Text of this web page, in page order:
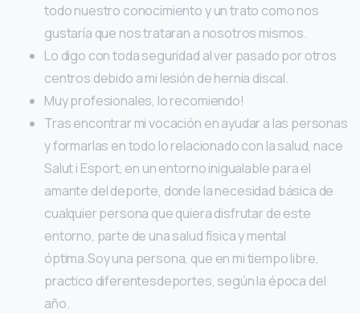
todo nuestro conocimiento y un trato como nos
gustaría que nos trataran a nosotros mismos.
Lo digo con toda seguridad al ver pasado por otros
centros debido a mi lesión de hernia discal.
Muy profesionales, lo recomiendo!
Tras encontrar mi vocación en ayudar a las personas
y formarlas en todo lo relacionado con la salud, nace
Salut i Esport, en un entorno inigualable para el
amante del deporte, donde la necesidad básica de
cualquier persona que quiera disfrutar de este
entorno, parte de una salud física y mental
óptima.Soy una persona, que en mi tiempo libre,
practico diferentesdeportes, según la época del
año.